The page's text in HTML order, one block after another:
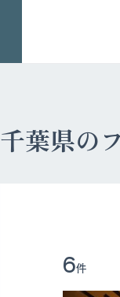
千葉県の
6件